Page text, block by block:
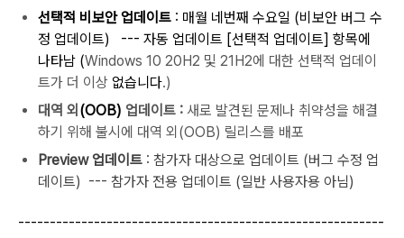
선택적 비보안 업데이트 : 매월 네번째 수요일 (비보안 버그 수
정 업데이트) --- 자동 업데이트 [선택적 업데이트] 항목에
나타남 (Windows 10 20H2 및 21H2에 대한 선택적 업데이
트가 더 이상 없습니다.)
대역 외 (OOB) 업데이트 : 새로 발견된 문제나 취약성을 해결
하기 위해 불시에 대역 외(OOB) 릴리스를 배포
Preview 업데이트 : 참가자 대상으로 업데이트 (버그 수정 업
데이트) --- 참가자 전용 업데이트 (일반 사용자용 아님)
----------------------------------------------------------